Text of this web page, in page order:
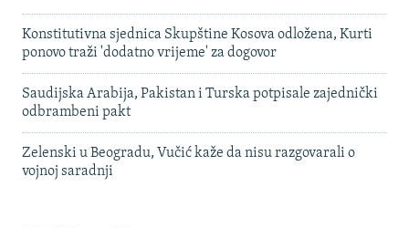
Konstitutivna sjednica Skupštine Kosova odložena, Kurti
ponovo traži 'dodatno vrijeme' za dogovor
Saudijska Arabija, Pakistan i Turska potpisale zajednički
odbrambeni pakt
Zelenski u Beogradu, Vučić kaže da nisu razgovarali o
vojnoj saradnji